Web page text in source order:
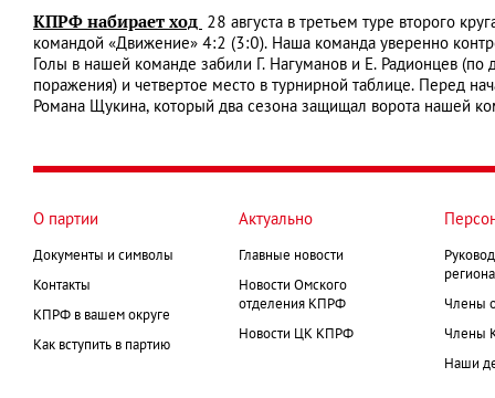
КПРФ набирает ход
28 августа в третьем туре второго
командой «Движение» 4:2 (3:0). Наша команда уверенно
Голы в нашей команде забили Г. Нагуманов и Е. Радионцев (по
поражения) и четвертое место в турнирной таблице. Перед
Романа Щукина, который два сезона защищал ворота нашей
О партии
Документы и символы
Контакты
КПРФ в вашем округе
Как вступить в партию
Актуально
Главные новости
Новости Омского
отделения КПРФ
Новости ЦК КПРФ
Члены
Члены
Наши